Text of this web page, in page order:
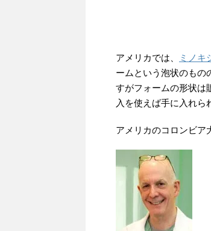
アメリカでは、 ミノキ
ームという泡状のもの
すがフォームの形状は
入を使えば手に入れら
アメリカのコロンビア